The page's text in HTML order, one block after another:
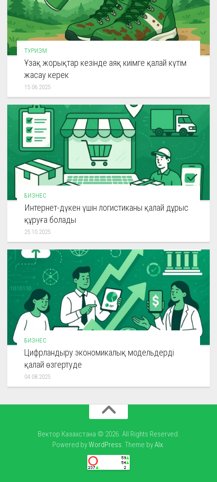
ТУРИЗМ
Ұзақ жорықтар кезінде аяқ киімге қалай күтім
жасау керек
15.06.2025
БИЗНЕС
Интернет-дүкен үшін логистиканы қалай дұрыс
құруға болады
25.10.2025
БИЗНЕС
Цифрландыру экономикалық модельдерді
қалай өзгертуде
04.08.2025
Вектор Казахстана © 2026. All Rights Reserved.
Powered byWordPress. Theme byAlx.